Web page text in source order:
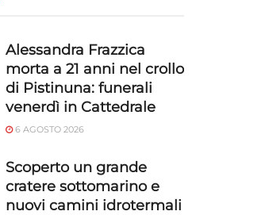
Alessandra Frazzica
morta a 21 anni nel crollo
di Pistinuna: funerali
venerdì in Cattedrale
6 AGOSTO 2026
Scoperto un grande
cratere sottomarino e
nuovi camini idrotermali